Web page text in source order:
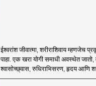
ईश्वरांश जीवात्मा, शरीराशिवाय म्हणजेच
पाहा. एक खरा योगी समाधी अवस्थेत जातो,
श्वासोच्छ्वास, रुधिराभिसरण, हृदय आणि